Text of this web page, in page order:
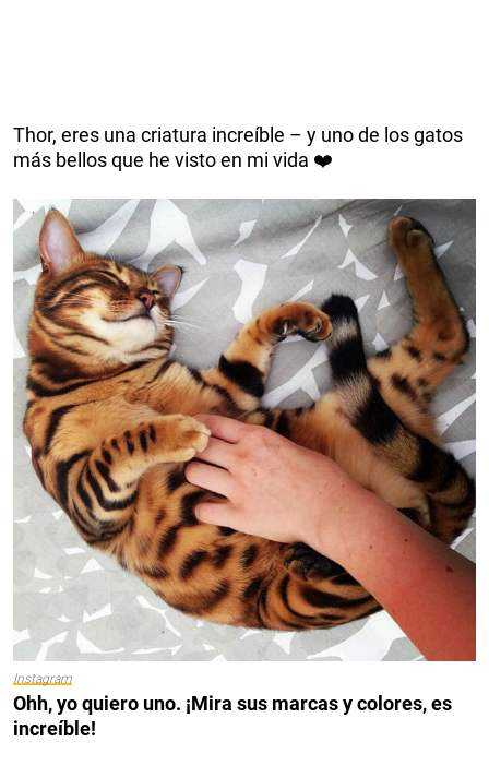
Thor, eres una criatura increíble – y uno de los gatos
más bellos que he visto en mi vida ❤️
Instagram
Ohh, yo quiero uno. ¡Mira sus marcas y colores, es
increíble!